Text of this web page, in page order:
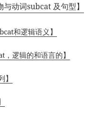
与动词subcat 及句型】
和逻辑语义】
，逻辑的和语言的】